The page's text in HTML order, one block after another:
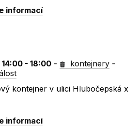
informací
14:00 - 18:00 - kontejnery -
kontejner v ulici Hlubočepská x
informací